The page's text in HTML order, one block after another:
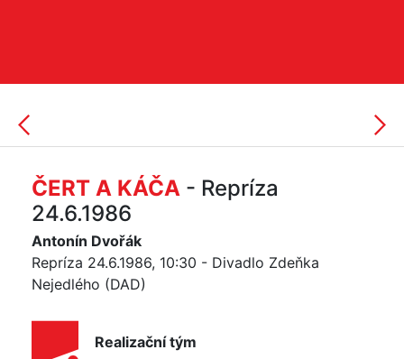
ČERT A KÁČA - Repríza
24.6.1986
Antonín Dvořák
Repríza 24.6.1986, 10:30 - Divadlo Zdeňka
Nejedlého (DAD)
Realizační tým